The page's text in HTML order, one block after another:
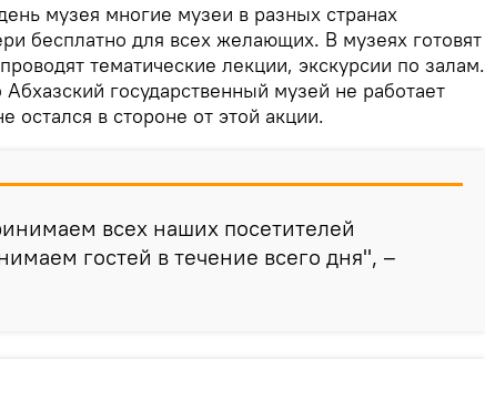
музея многие музеи в разных странах
бесплатно для всех желающих. В музеях готовят
тематические лекции, экскурсии по залам.
государственный музей не работает
остался в стороне от этой акции.
всех наших посетителей
гостей в течение всего дня", –